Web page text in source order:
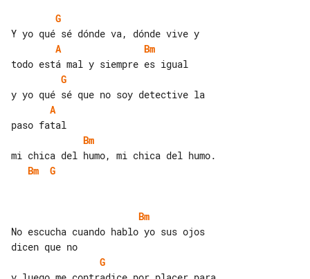
G
A
Bm
G
A
Bm
Bm
G
Bm
No escucha cuando hablo yo sus ojos
G